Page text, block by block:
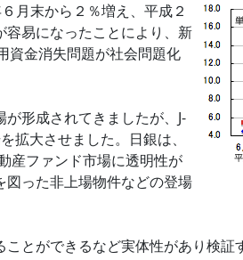
月末から２％増え、平成２
容易になったことにより、新
資金消失問題が社会問題化
形成されてきましたが、J-
大させました。日銀は、
産ファンド市場に透明性が
った非上場物件などの登場
とができるなど実体性があり検